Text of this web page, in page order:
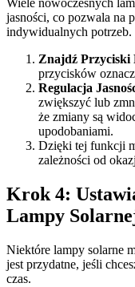
Wiele nowoczesnych
jasności, co pozwala na
indywidualnych potrzeb.
Znajdź Przyciski
przycisków
Regulacja
zwiększyć lub
że zmiany są
upodobaniami.
Dzięki tej funkcji
zależności od
Krok 4:
Lampy
Niektóre lampy solarne
jest przydatne, jeśli
czas.